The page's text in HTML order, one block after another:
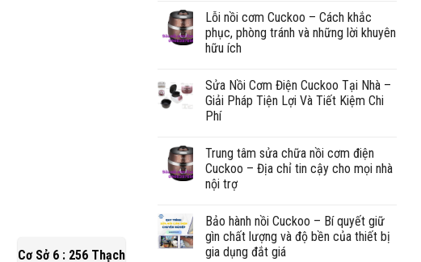
Cơ Sở 6 : 256 Thạch
Lỗi nồi cơm Cuckoo – Cách khắc
phục, phòng tránh và những lời khuyên
hữu ích
Sửa Nồi Cơm Điện Cuckoo Tại Nhà –
Giải Pháp Tiện Lợi Và Tiết Kiệm Chi
Phí
Trung tâm sửa chữa nồi cơm điện
Cuckoo – Địa chỉ tin cậy cho mọi nhà
nội trợ
Bảo hành nồi Cuckoo – Bí quyết giữ
gìn chất lượng và độ bền của thiết bị
gia dụng đắt giá